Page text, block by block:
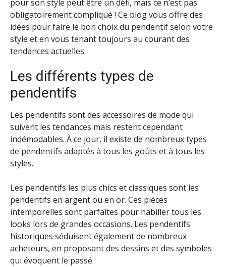
pour son style peut être un défi, mais ce n’est pas
obligatoirement compliqué ! Ce blog vous offre des
idées pour faire le bon choix du pendentif selon votre
style et en vous tenant toujours au courant des
tendances actuelles.
Les différents types de
pendentifs
Les pendentifs sont des accessoires de mode qui
suivent les tendances mais restent cependant
indémodables. À ce jour, il existe de nombreux types
de pendentifs adaptés à tous les goûts et à tous les
styles.
Les pendentifs les plus chics et classiques sont les
pendentifs en argent ou en or. Ces pièces
intemporelles sont parfaites pour habiller tous les
looks lors de grandes occasions. Les pendentifs
historiques séduisent également de nombreux
acheteurs, en proposant des dessins et des symboles
qui évoquent le passé.